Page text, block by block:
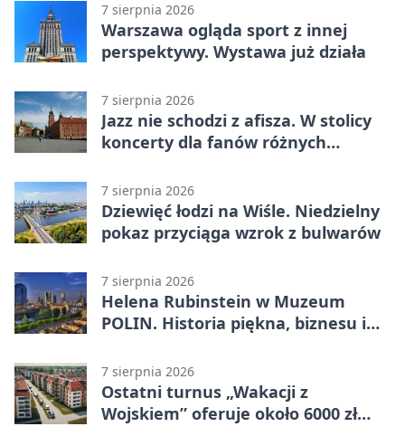
7 sierpnia 2026
Warszawa ogląda sport z innej
perspektywy. Wystawa już działa
7 sierpnia 2026
Jazz nie schodzi z afisza. W stolicy
koncerty dla fanów różnych
7 sierpnia 2026
Dziewięć łodzi na Wiśle. Niedzielny
pokaz przyciąga wzrok z bulwarów
7 sierpnia 2026
Helena Rubinstein w Muzeum
POLIN. Historia piękna, biznesu i
7 sierpnia 2026
Ostatni turnus „Wakacji z
Wojskiem” oferuje około 6000 zł